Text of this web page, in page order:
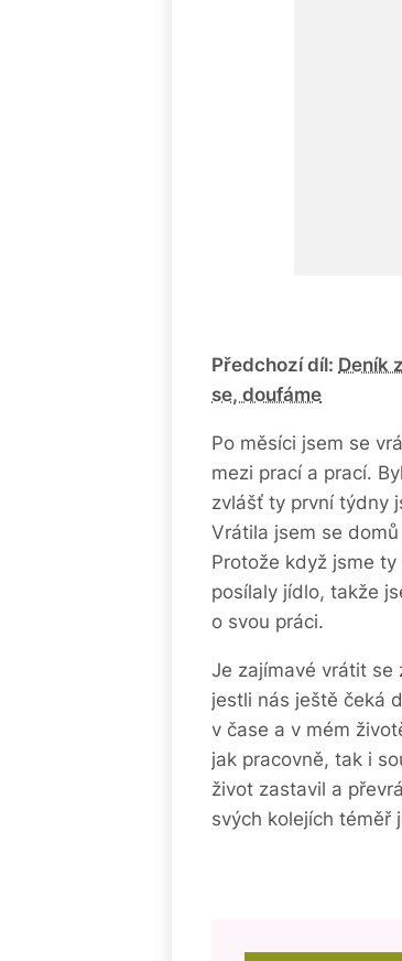
Předchozí díl: Deník
se, doufáme
Po měsíci jsem se
mezi prací a prací.
zvlášť ty první týdny
Vrátila jsem se
Protože když jsme
posílaly jídlo, takže
o svou práci.
Je zajímavé vrátit se
jestli nás ještě čeká
v čase a v mém
jak pracovně, tak i
život zastavil a
svých kolejích téměř